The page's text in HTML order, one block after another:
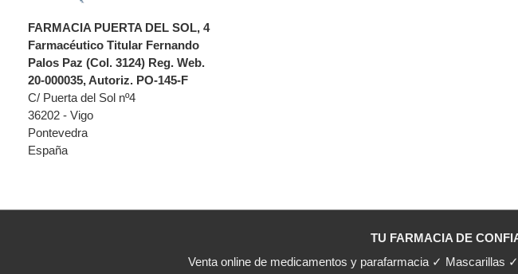
FARMACIA PUERTA DEL SOL, 4
Farmacéutico Titular Fernando
Palos Paz (Col. 3124) Reg. Web.
20-000035, Autoriz. PO-145-F
C/ Puerta del Sol nº4
36202 - Vigo
Pontevedra
España
TU FARMACIA DE
Venta online de medicamentos y parafarmacia ✓